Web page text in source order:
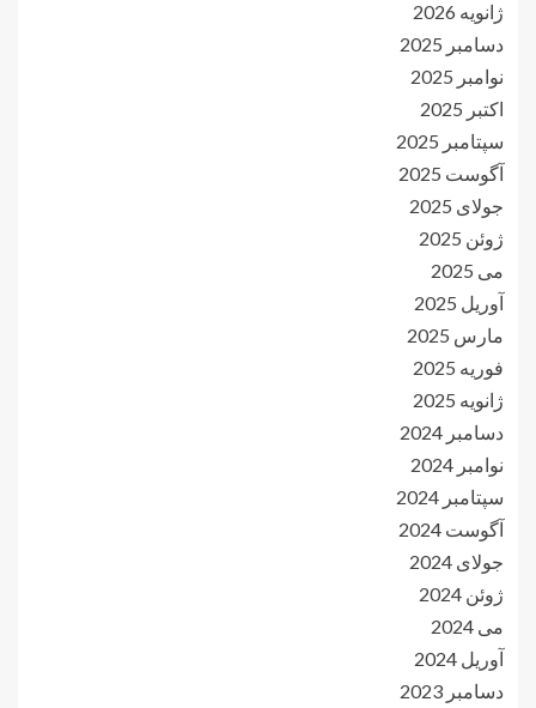
ژانویه 2026
دسامبر 2025
نوامبر 2025
اکتبر 2025
سپتامبر 2025
آگوست 2025
جولای 2025
ژوئن 2025
می 2025
آوریل 2025
مارس 2025
فوریه 2025
ژانویه 2025
دسامبر 2024
نوامبر 2024
سپتامبر 2024
آگوست 2024
جولای 2024
ژوئن 2024
می 2024
آوریل 2024
دسامبر 2023